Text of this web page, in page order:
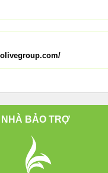
NHÀ BẢO TRỢ